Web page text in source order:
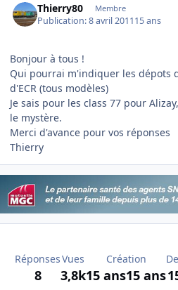
Thierry80 Membre
Publication:8 avril 201115 ans
Bonjour à tous !
Qui pourrai m'indiquer les dépots
d'ECR (tous modèles)
Je sais pour les class 77 pour
le mystère.
Merci d'avance pour vos réponses
Thierry
Réponses
8
Vues
3,8k
Création
15 ans15 ans